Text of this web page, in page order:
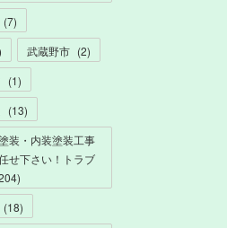
(7)
武蔵野市 (2)
(1)
(13)
装・内装塗装工事
せ下さい！トラブ
)
(18)